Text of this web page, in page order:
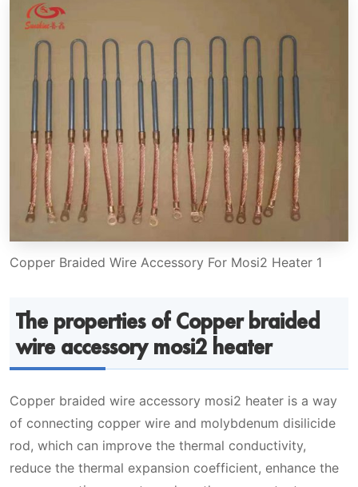
Copper Braided Wire Accessory For Mosi2 Heater 1
The properties of Copper braided
wire accessory mosi2 heater
Copper braided wire accessory mosi2 heater is a way
of connecting copper wire and molybdenum disilicide
rod, which can improve the thermal conductivity,
reduce the thermal expansion coefficient, enhance the